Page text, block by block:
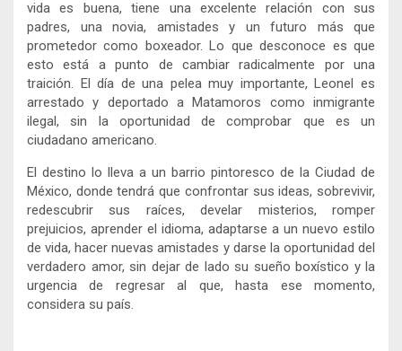
vida es buena, tiene una excelente relación con sus
padres, una novia, amistades y un futuro más que
prometedor como boxeador. Lo que desconoce es que
esto está a punto de cambiar radicalmente por una
traición. El día de una pelea muy importante, Leonel es
arrestado y deportado a Matamoros como inmigrante
ilegal, sin la oportunidad de comprobar que es un
ciudadano americano.
El destino lo lleva a un barrio pintoresco de la Ciudad de
México, donde tendrá que confrontar sus ideas, sobrevivir,
redescubrir sus raíces, develar misterios, romper
prejuicios, aprender el idioma, adaptarse a un nuevo estilo
de vida, hacer nuevas amistades y darse la oportunidad del
verdadero amor, sin dejar de lado su sueño boxístico y la
urgencia de regresar al que, hasta ese momento,
considera su país.